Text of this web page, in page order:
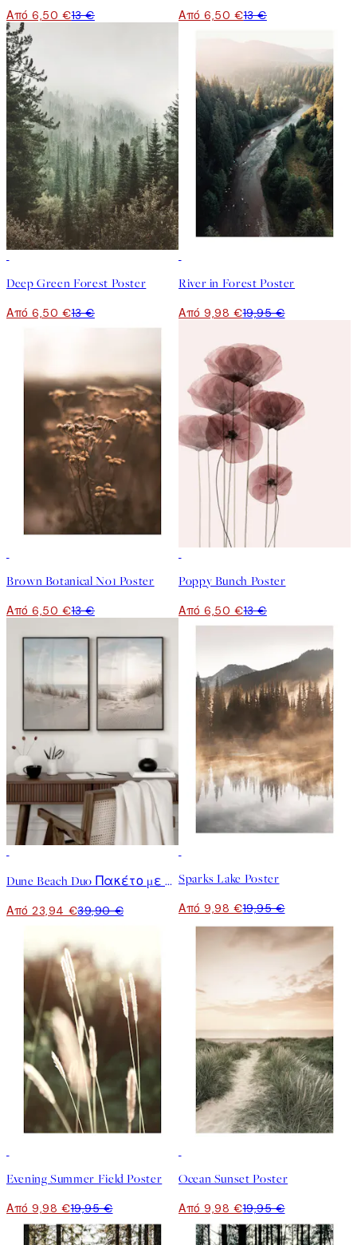
Από 6,50 €13 € Από 6,50 €13 €
Deep Green Forest Poster
Από 6,50 €13 €
River in Forest Poster
Από 9,98 €19,95 €
Brown Botanical No1 Poster
Από 6,50 €13 €
Poppy Bunch Poster
Από 6,50 €13 €
Dune Beach Duo Πακέτο με poster
Από 23,94 €39,90 €
Sparks Lake Poster
Από 9,98 €19,95 €
Evening Summer Field Poster
Από 9,98 €19,95 €
Ocean Sunset Poster
Από 9,98 €19,95 €